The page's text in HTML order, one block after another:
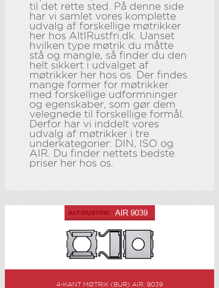
til det rette sted. På denne side
har vi samlet vores komplette
udvalg af forskellige møtrikker
her hos AltIRustfri.dk. Uanset
hvilken type møtrik du måtte
stå og mangle, så finder du den
helt sikkert i udvalget af
møtrikker her hos os. Der findes
mange former for møtrikker
med forskellige udformninger
og egenskaber, som gør dem
velegnede til forskellige formål.
Derfor har vi inddelt vores
udvalg af møtrikker i tre
underkategorier: DIN, ISO og
AIR. Du finder nettets bedste
priser her hos os.
4-KANT MØTRIK (BUR) AIR. 9039